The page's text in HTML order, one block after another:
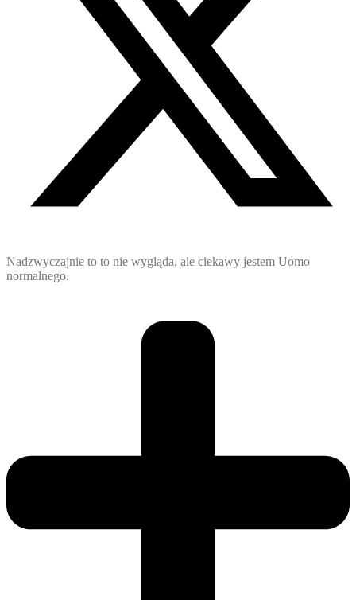
Nadzwyczajnie to to nie wygląda, ale ciekawy jestem Uomo
normalnego.